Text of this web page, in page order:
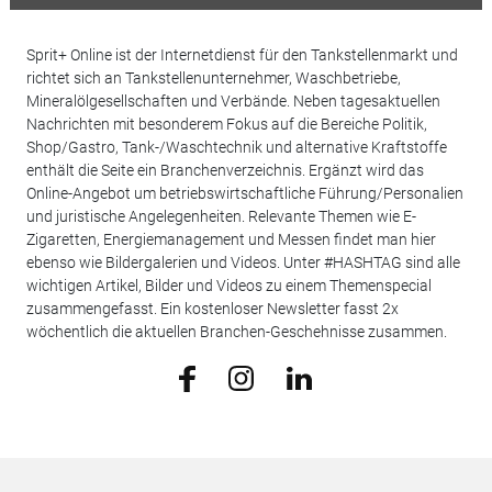
Sprit+ Online ist der Internetdienst für den Tankstellenmarkt und
richtet sich an Tankstellenunternehmer, Waschbetriebe,
Mineralölgesellschaften und Verbände. Neben tagesaktuellen
Nachrichten mit besonderem Fokus auf die Bereiche Politik,
Shop/Gastro, Tank-/Waschtechnik und alternative Kraftstoffe
enthält die Seite ein Branchenverzeichnis. Ergänzt wird das
Online-Angebot um betriebswirtschaftliche Führung/Personalien
und juristische Angelegenheiten. Relevante Themen wie E-
Zigaretten, Energiemanagement und Messen findet man hier
ebenso wie Bildergalerien und Videos. Unter #HASHTAG sind alle
wichtigen Artikel, Bilder und Videos zu einem Themenspecial
zusammengefasst. Ein kostenloser Newsletter fasst 2x
wöchentlich die aktuellen Branchen-Geschehnisse zusammen.